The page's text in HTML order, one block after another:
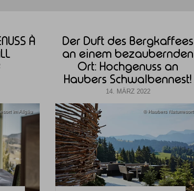
À
im Allgäu
Der Duft des Bergkaffees
an einem bezaubernden
Ort: Hochgenuss an
Haubers Schwalbennest!
14. MÄRZ 2022
© Haubers Naturresort